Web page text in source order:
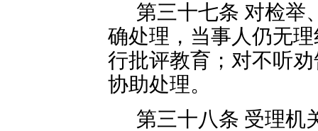
第三十七条 对检举
确处理，当事人仍无
行批评教育；对不听
协助处理。
第三十八条 受理机